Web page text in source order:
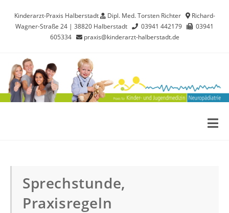
Kinderarzt-Praxis Halberstadt Dipl. Med. Torsten Richter
Richard-
Wagner-Straße 24 | 38820 Halberstadt
03941 442179
03941
605334
praxis@kinderarzt-halberstadt.de
Sprechstunde,
Praxisregeln